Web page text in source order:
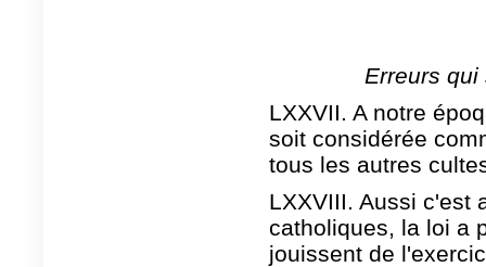
Erreurs
LXXVII. A notre
soit considérée
tous les autres
LXXVIII. Aussi c'est
catholiques, la loi a
jouissent de